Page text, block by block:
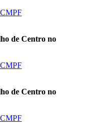
de Centro no
de Centro no